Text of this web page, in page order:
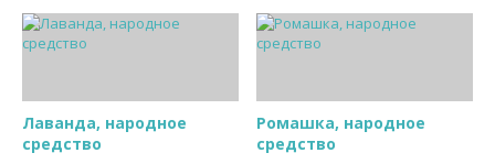
Лаванда, народное
средство
Ромашка, народное
средство